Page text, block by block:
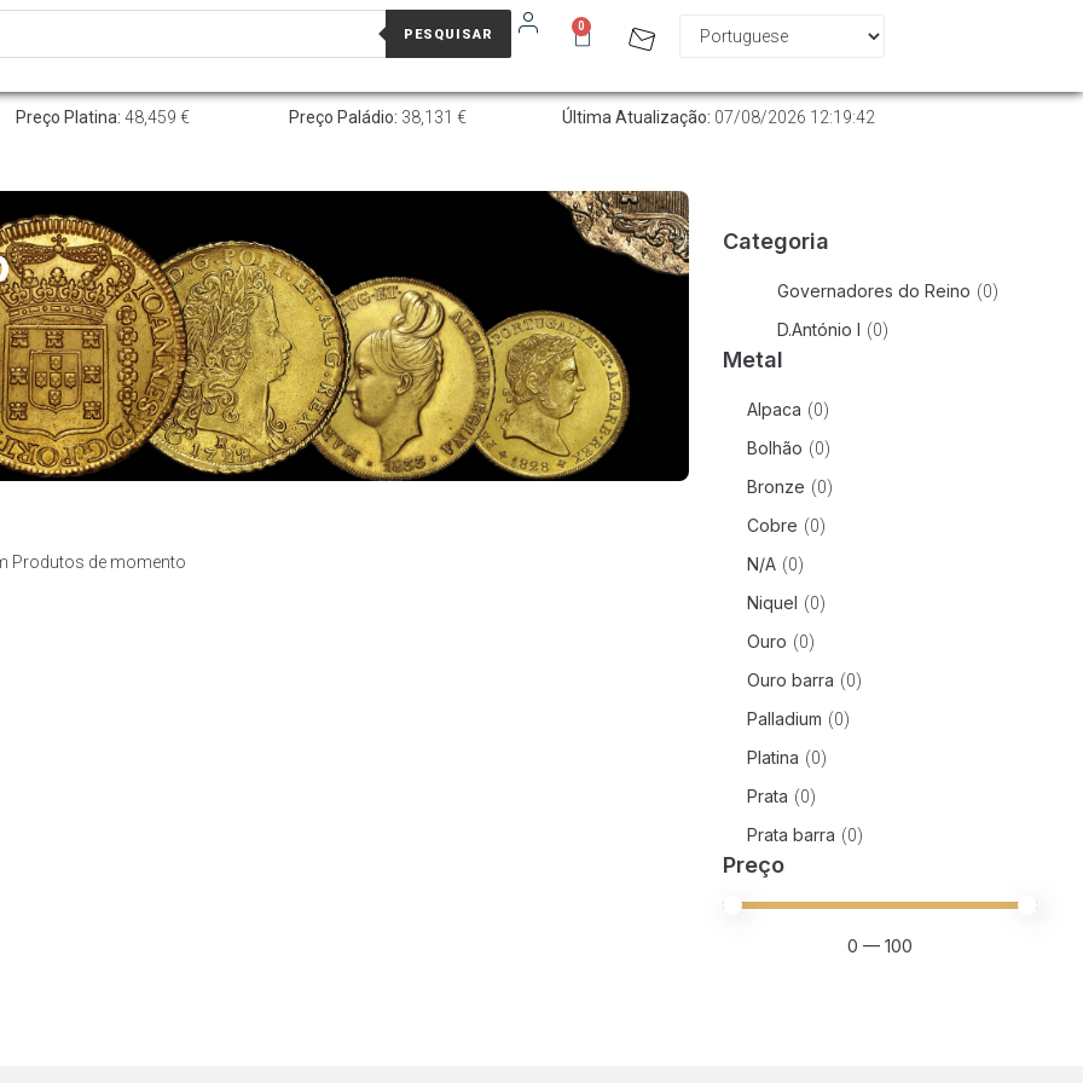
PESQUISAR 0
Preço Platina: 48,459 € Preço Paládio: 38,131 € Última Atualização: 07/08/2026 12:19:42
Produtos de momento
Categoria
Governadores do Reino (0)
D.António I (0)
Metal
Alpaca (0)
Bolhão (0)
Bronze (0)
Cobre (0)
N/A (0)
Niquel (0)
Ouro (0)
Ouro barra (0)
Palladium (0)
Platina (0)
Prata (0)
Prata barra (0)
Preço
0 —100